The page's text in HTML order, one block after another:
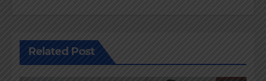
Related Post